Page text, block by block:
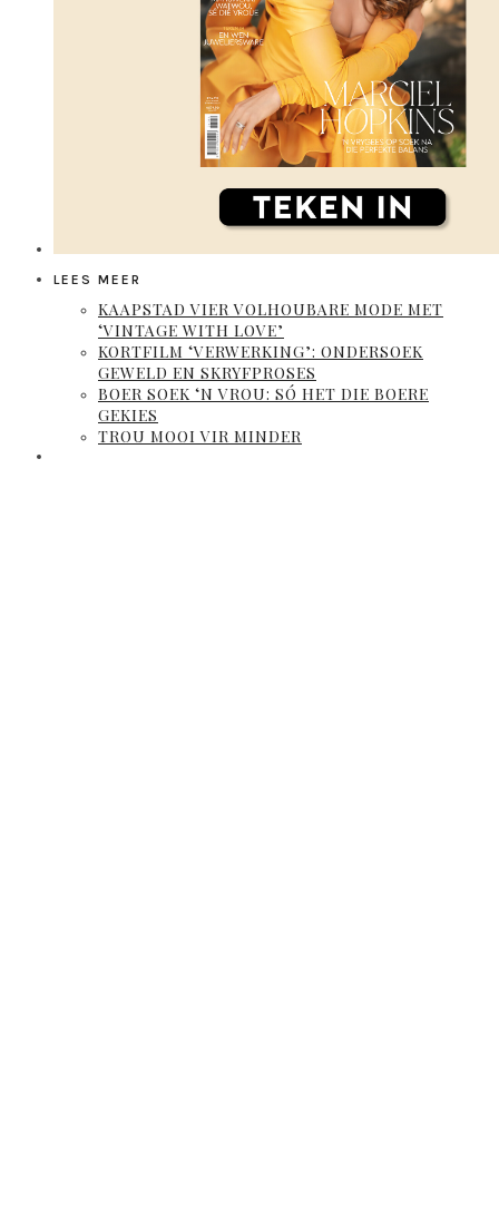
LEES MEER
KAAPSTAD VIER VOLHOUBARE MODE MET
‘VINTAGE WITH LOVE’
KORTFILM ‘VERWERKING’: ONDERSOEK
GEWELD EN SKRYFPROSES
BOER SOEK ‘N VROU: SÓ HET DIE BOERE
GEKIES
TROU MOOI VIR MINDER